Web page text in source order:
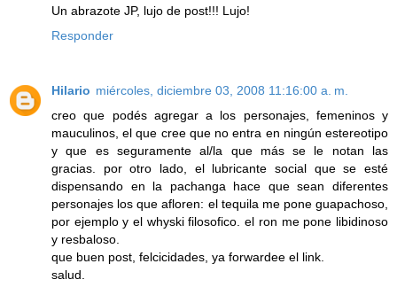
Un abrazote JP, lujo de post!!! Lujo!
Responder
Hilario miércoles, diciembre 03, 2008 11:16:00 a. m.
creo que podés agregar a los personajes, femeninos y
mauculinos, el que cree que no entra en ningún estereotipo
y que es seguramente al/la que más se le notan las
gracias. por otro lado, el lubricante social que se esté
dispensando en la pachanga hace que sean diferentes
personajes los que afloren: el tequila me pone guapachoso,
por ejemplo y el whyski filosofico. el ron me pone libidinoso
y resbaloso.
que buen post, felcicidades, ya forwardee el link.
salud.